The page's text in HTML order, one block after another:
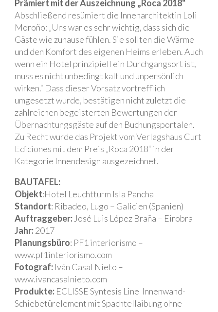
Prämiert mit der Auszeichnung „Roca 2018“
Abschließend resümiert die Innenarchitektin Loli
Moroño: „Uns war es sehr wichtig, dass sich die
Gäste wie zuhause fühlen. Sie sollten die Wärme
und den Komfort des eigenen Heims erleben. Auch
wenn ein Hotel prinzipiell ein Durchgangsort ist,
muss es nicht unbedingt kalt und unpersönlich
wirken.“ Dass dieser Vorsatz vortrefflich
umgesetzt wurde, bestätigen nicht zuletzt die
zahlreichen begeisterten Bewertungen der
Übernachtungsgäste auf den Buchungsportalen.
Zu Recht wurde das Projekt vom Verlagshaus Curt
Ediciones mit dem Preis „Roca 2018“ in der
Kategorie Innendesign ausgezeichnet.
BAUTAFEL:
Objekt:Hotel Leuchtturm Isla Pancha
Standort: Ribadeo, Lugo – Galicien (Spanien)
Auftraggeber: José Luis López Braña – Eirobra
Jahr:2017
Planungsbüro: PF1 interiorismo –
www.pf1interiorismo.com
Fotograf: Iván Casal Nieto –
www.ivancasalnieto.com
Produkte: ECLISSE Syntesis Line Innenwand-
Schiebetürelement mit Spachtellaibung ohne